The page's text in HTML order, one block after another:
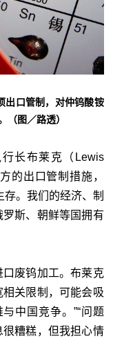
出口管制，对仲钨酸铵
（图／路透）
长布莱克（Lewis
的出口管制措施，
。我们的经济、制
斯、朝鲜等国拥有
废钨加工。布莱克
关限制，可能会吸
中国竞争。”“问题
糟糕，但我担心情